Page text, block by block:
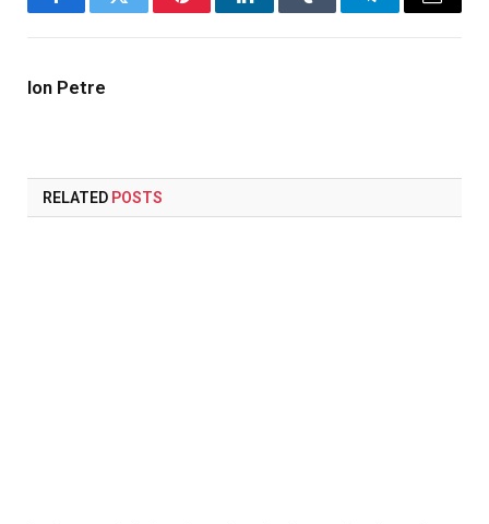
FacebookTwitter PinterestLinkedInTumblr TelegramEmail
Ion Petre
RELATED POSTS